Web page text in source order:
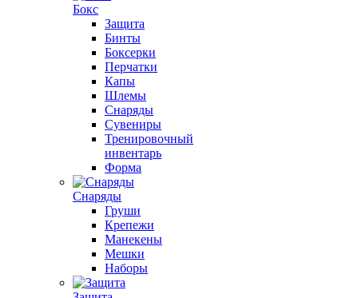
Бокс
Защита
Бинты
Боксерки
Перчатки
Капы
Шлемы
Снаряды
Сувениры
Тренировочный
инвентарь
Форма
Снаряды
Груши
Крепежи
Манекены
Мешки
Наборы